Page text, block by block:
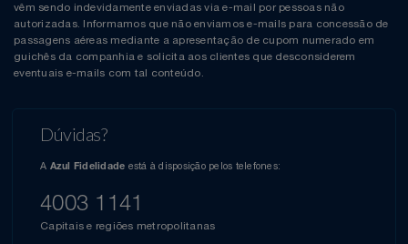
vêm sendo indevidamente enviadas via e-mail por pessoas não
autorizadas. Informamos que não enviamos e-mails para concessão de
passagens aéreas mediante a apresentação de cupom numerado em
guichês da companhia e solicita aos clientes que desconsiderem
eventuais e-mails com tal conteúdo.
Dúvidas?
A Azul Fidelidade está à disposição pelos telefones:
4003 1141
Capitais e regiões metropolitanas